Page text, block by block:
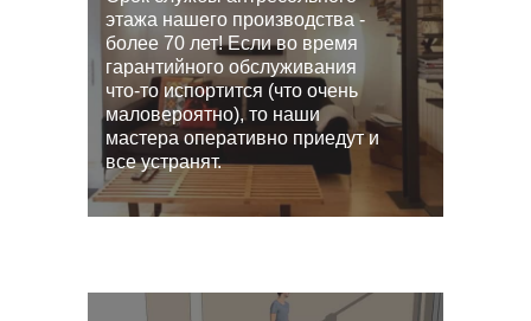
этажа нашего производства -
более 70 лет! Если во время
гарантийного обслуживания
что-то испортится (что очень
маловероятно), то наши
мастера оперативно приедут и
все устранят.